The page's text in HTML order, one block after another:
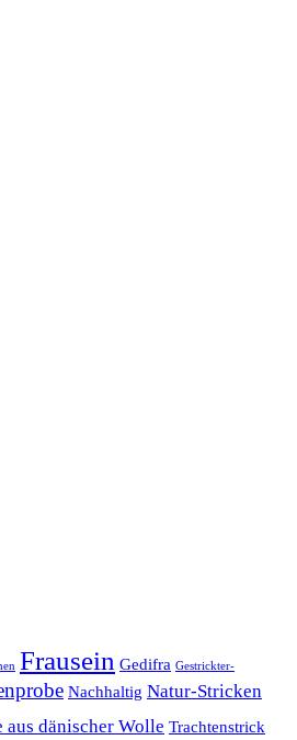
Frausein Gedifra Gestrickter-
Nachhaltig Natur-Stricken
aus dänischer Wolle Trachtenstrick